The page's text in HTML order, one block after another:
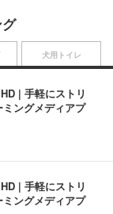
| 手軽にストリ
ングメディアプ
| 手軽にストリ
ングメディアプ
犬用トイレ